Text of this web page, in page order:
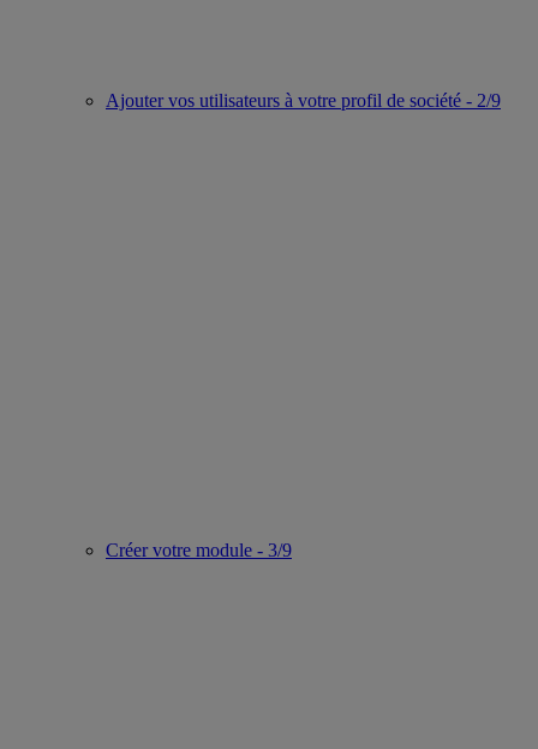
Ajouter vos utilisateurs à votre profil de société - 2/9
Créer votre module - 3/9